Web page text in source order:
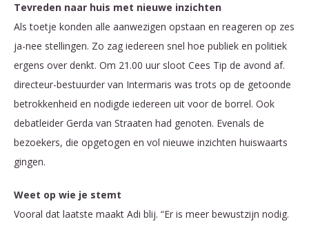
Tevreden naar huis met nieuwe inzichten
Als toetje konden alle aanwezigen opstaan en reageren op zes
ja-nee stellingen. Zo zag iedereen snel hoe publiek en politiek
ergens over denkt. Om 21.00 uur sloot Cees Tip de avond af.
directeur-bestuurder van Intermaris was trots op de getoonde
betrokkenheid en nodigde iedereen uit voor de borrel. Ook
debatleider Gerda van Straaten had genoten. Evenals de
bezoekers, die opgetogen en vol nieuwe inzichten huiswaarts
gingen.
Weet op wie je stemt
Vooral dat laatste maakt Adi blij. “Er is meer bewustzijn nodig.